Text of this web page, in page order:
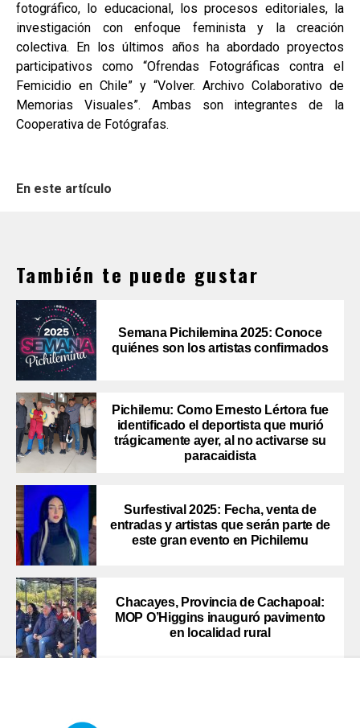
fotográfico, lo educacional, los procesos editoriales, la
investigación con enfoque feminista y la creación
colectiva. En los últimos años ha abordado proyectos
participativos como “Ofrendas Fotográficas contra el
Femicidio en Chile” y “Volver. Archivo Colaborativo de
Memorias Visuales”. Ambas son integrantes de la
Cooperativa de Fotógrafas.
En este artículo
También te puede gustar
Semana Pichilemina 2025: Conoce
quiénes son los artistas confirmados
Pichilemu: Como Ernesto Lértora fue
identificado el deportista que murió
trágicamente ayer, al no activarse su
paracaidista
Surfestival 2025: Fecha, venta de
entradas y artistas que serán parte de
este gran evento en Pichilemu
Chacayes, Provincia de Cachapoal:
MOP O’Higgins inauguró pavimento
en localidad rural